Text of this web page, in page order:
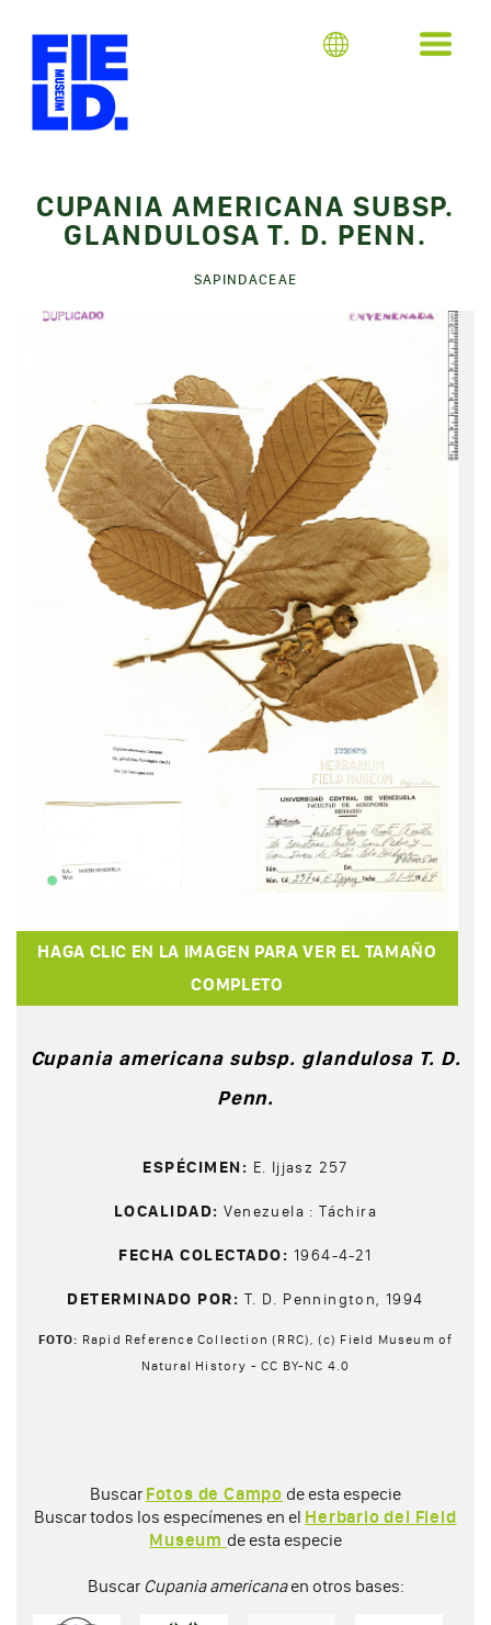
CUPANIA AMERICANA SUBSP.
GLANDULOSA T. D. PENN.
SAPINDACEAE
HAGA CLIC EN LA IMAGEN PARA VER EL TAMAÑO
COMPLETO
Cupania americana subsp. glandulosa T. D.
Penn.
ESPÉCIMEN: E. Ijjasz 257
LOCALIDAD:Venezuela : Táchira
FECHA COLECTADO: 1964-4-21
DETERMINADO POR: T. D. Pennington, 1994
FOTO: Rapid Reference Collection (RRC), (c) Field Museum of
Natural History - CC BY-NC 4.0
Buscar Fotos de Campo de esta especie
Buscar todos los especímenes en el Herbario del Field
Museum de esta especie
Buscar Cupania americanaen otros bases: